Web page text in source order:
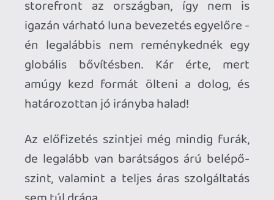
havonta rotálódnak, de próbaképp
mindenképp megteszi, ráadásul egész jó
cuccok kerültek bele. Például
decemberben a Death Stranding
Director's Cut a nagyágyú, de mellette
indie oldalon is vannak jóságok (El Hijo),
vagy retró is (Megaman 11). Próbáltak
vannak versenyjátékok, gyerekeknek
való vagy parti-cuccok, valamint
temérdek variációja a Fortnite-nak, amit
nem is értek, de nem én vagyok a
célközönség. :)